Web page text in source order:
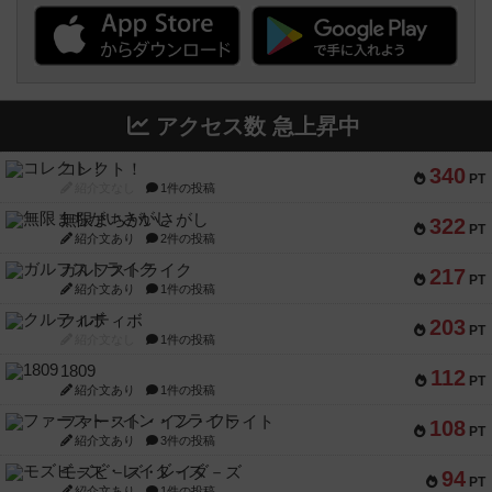
アクセス数 急上昇中
340 PT
コレクト！
1件の投稿
322 PT
無限まちがいさがし
紹介文あり 2件の投稿
217 PT
ガルフストライク
紹介文あり 1件の投稿
203 PT
クルティボ
1件の投稿
112 PT
1809
紹介文あり 1件の投稿
108 PT
ファースト・イン・フライト
紹介文あり 3件の投稿
94 PT
モズビ－ズ・レイダ－ズ